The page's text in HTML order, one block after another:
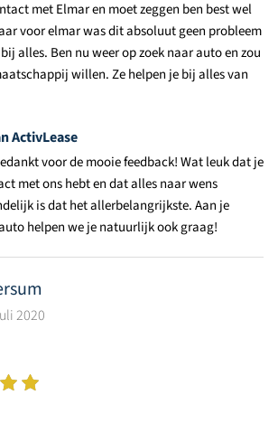
met Elmar en moet zeggen ben best wel
voor elmar was dit absoluut geen probleem
alles. Ben nu weer op zoek naar auto en zou
willen. Ze helpen je bij alles van
ActivLease
voor de mooie feedback! Wat leuk dat je
met ons hebt en dat alles naar wens
is dat het allerbelangrijkste. Aan je
helpen we je natuurlijk ook graag!
2020